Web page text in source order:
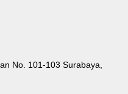
No. 101-103 Surabaya,